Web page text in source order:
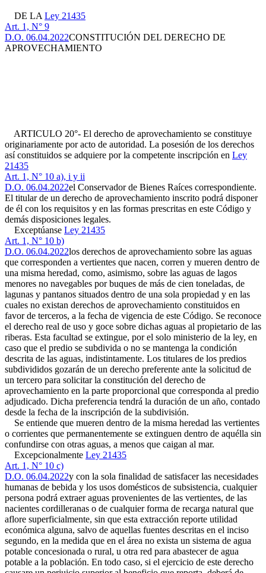
DE LA Ley 21435
Art. 1, N° 9
D.O. 06.04.2022CONSTITUCIÓN DEL DERECHO DE
APROVECHAMIENTO
ARTICULO 20°- El derecho de aprovechamiento se constituye
originariamente por acto de autoridad. La posesión de los derechos
así constituidos se adquiere por la competente inscripción en Ley
21435
Art. 1, N° 10 a), i y ii
D.O. 06.04.2022el Conservador de Bienes Raíces correspondiente.
El titular de un derecho de aprovechamiento inscrito podrá disponer
de él con los requisitos y en las formas prescritas en este Código y
demás disposiciones legales.
Exceptúanse Ley 21435
Art. 1, N° 10 b)
D.O. 06.04.2022los derechos de aprovechamiento sobre las aguas
que corresponden a vertientes que nacen, corren y mueren dentro de
una misma heredad, como, asimismo, sobre las aguas de lagos
menores no navegables por buques de más de cien toneladas, de
lagunas y pantanos situados dentro de una sola propiedad y en las
cuales no existan derechos de aprovechamiento constituidos en
favor de terceros, a la fecha de vigencia de este Código. Se reconoce
el derecho real de uso y goce sobre dichas aguas al propietario de las
riberas. Esta facultad se extingue, por el solo ministerio de la ley, en
caso que el predio se subdivida o no se mantenga la condición
descrita de las aguas, indistintamente. Los titulares de los predios
subdivididos gozarán de un derecho preferente ante la solicitud de
un tercero para solicitar la constitución del derecho de
aprovechamiento en la parte proporcional que corresponda al predio
adjudicado. Dicha preferencia tendrá la duración de un año, contado
desde la fecha de la inscripción de la subdivisión.
Se entiende que mueren dentro de la misma heredad las vertientes
o corrientes que permanentemente se extinguen dentro de aquélla sin
confundirse con otras aguas, a menos que caigan al mar.
Excepcionalmente Ley 21435
Art. 1, N° 10 c)
D.O. 06.04.2022y con la sola finalidad de satisfacer las necesidades
humanas de bebida y los usos domésticos de subsistencia, cualquier
persona podrá extraer aguas provenientes de las vertientes, de las
nacientes cordilleranas o de cualquier forma de recarga natural que
aflore superficialmente, sin que esta extracción reporte utilidad
económica alguna, salvo de aquellas fuentes descritas en el inciso
segundo, en la medida que en el área no exista un sistema de agua
potable concesionada o rural, u otra red para abastecer de agua
potable a la población. En todo caso, si el ejercicio de este derecho